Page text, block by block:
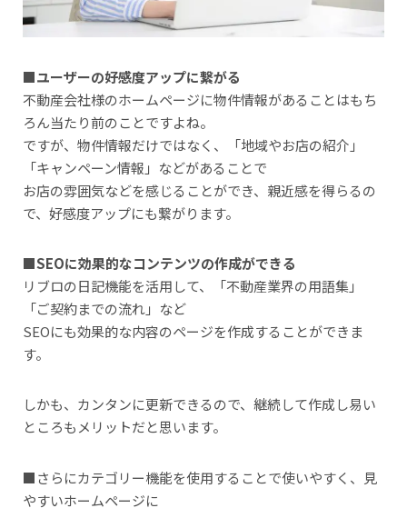
■ユーザーの好感度アップに繋がる
不動産会社様のホームページに物件情報があることはもち
ろん当たり前のことですよね。
ですが、物件情報だけではなく、「地域やお店の紹介」
「キャンペーン情報」などがあることで
お店の雰囲気などを感じることができ、親近感を得らるの
で、好感度アップにも繋がります。
■SEOに効果的なコンテンツの作成ができる
リブロの日記機能を活用して、「不動産業界の用語集」
「ご契約までの流れ」など
SEOにも効果的な内容のページを作成することができま
す。
しかも、カンタンに更新できるので、継続して作成し易い
ところもメリットだと思います。
■さらにカテゴリー機能を使用することで使いやすく、見
やすいホームページに